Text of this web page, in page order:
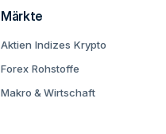
Märkte
Aktien Indizes Krypto
Forex Rohstoffe
Makro & Wirtschaft